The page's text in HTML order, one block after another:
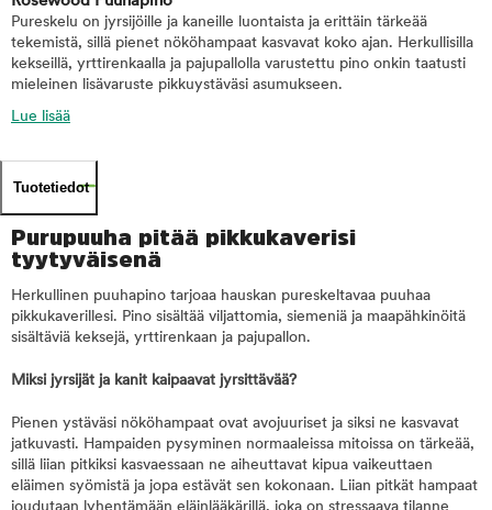
Pureskelu on jyrsijöille ja kaneille luontaista ja erittäin tärkeää
tekemistä, sillä pienet nököhampaat kasvavat koko ajan. Herkullisilla
kekseillä, yrttirenkaalla ja pajupallolla varustettu pino onkin taatusti
mieleinen lisävaruste pikkuystäväsi asumukseen.
Lue lisää
Tuotetiedot
Purupuuha pitää pikkukaverisi
tyytyväisenä
Herkullinen puuhapino tarjoaa hauskan pureskeltavaa puuhaa
pikkukaverillesi. Pino sisältää viljattomia, siemeniä ja maapähkinöitä
sisältäviä keksejä, yrttirenkaan ja pajupallon.
Miksi jyrsijät ja kanit kaipaavat jyrsittävää?
Pienen ystäväsi nököhampaat ovat avojuuriset ja siksi ne kasvavat
jatkuvasti. Hampaiden pysyminen normaaleissa mitoissa on tärkeää,
sillä liian pitkiksi kasvaessaan ne aiheuttavat kipua vaikeuttaen
eläimen syömistä ja jopa estävät sen kokonaan. Liian pitkät hampaat